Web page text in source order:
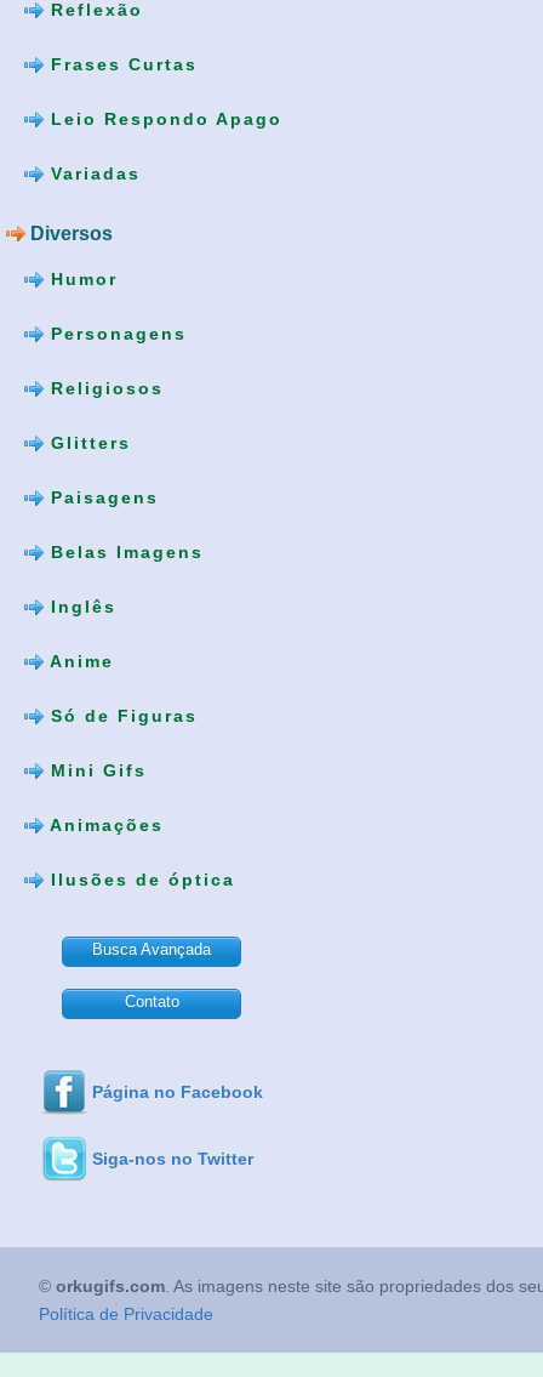
Reflexão
Frases Curtas
Leio Respondo Apago
Variadas
Diversos
Humor
Personagens
Religiosos
Glitters
Paisagens
Belas Imagens
Inglês
Anime
Só de Figuras
Mini Gifs
Animações
Ilusões de óptica
Busca Avançada
Contato
Página no Facebook
Siga-nos no Twitter
© orkugifs.com . As imagens neste site são propriedades dos
Política de Privacidade